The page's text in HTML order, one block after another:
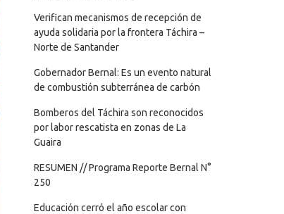
Verifican mecanismos de recepción de
ayuda solidaria por la frontera Táchira –
Norte de Santander
Gobernador Bernal: Es un evento natural
de combustión subterránea de carbón
Bomberos del Táchira son reconocidos
por labor rescatista en zonas de La
Guaira
RESUMEN // Programa Reporte Bernal N°
250
Educación cerró el año escolar con